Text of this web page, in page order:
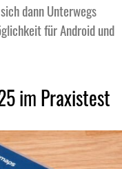
dann Unterwegs
für Android und
im Praxistest